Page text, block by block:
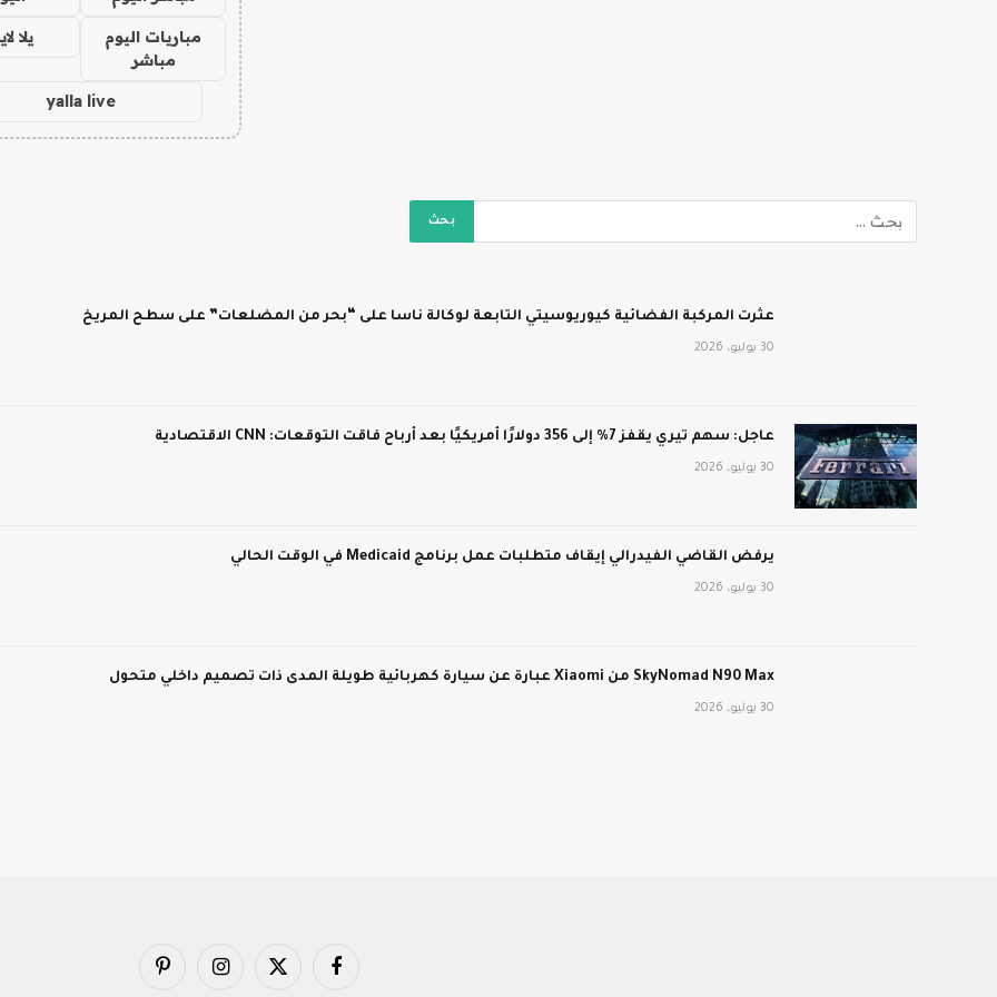
مباريات اليوم
مباشر
يلا
yalla live
عثرت المركبة الفضائية كيوريوسيتي التابعة لوكالة ناسا على “بحر من المضلعات” على سطح المريخ
30 يوليو، 2026
عاجل: سهم تيري يقفز 7% إلى 356 دولارًا أمريكيًا بعد أرباح فاقت التوقعات: CNN الاقتصادية
30 يوليو، 2026
يرفض القاضي الفيدرالي إيقاف متطلبات عمل برنامج Medicaid في الوقت الحالي
30 يوليو، 2026
SkyNomad N90 Max من Xiaomi عبارة عن سيارة كهربائية طويلة المدى ذات تصميم داخلي متحول
30 يوليو، 2026
فيسبوك X
الانستغرامبينتيريست